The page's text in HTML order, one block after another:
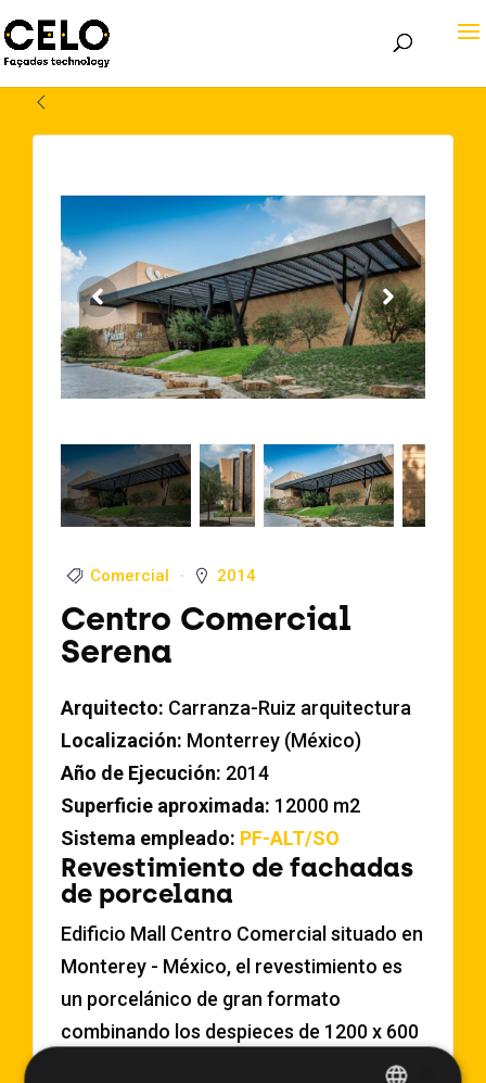
Comercial 2014
Centro Comercial
Serena
Arquitecto: Carranza-Ruiz arquitectura
Localización: Monterrey (México)
Año de Ejecución: 2014
Superficie aproximada: 12000 m2
Sistema empleado: PF-ALT/SO
Revestimiento de fachadas
de porcelana
Edificio Mall Centro Comercial situado en
Monterey - México, el revestimiento es
un porcelánico de gran formato
combinando los despieces de 1200 x 600
mm., 1200 x 400 mm., y 1200 x 200 mm., y